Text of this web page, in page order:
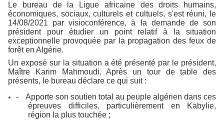
Le bureau de la Ligue africaine des droits humains,
économiques, sociaux, culturels et cultuels, s'est réuni, le
14/08/2021 par visioconférence, à la demande de son
président pour étudier un point relatif à la situation
exceptionnelle provoquée par la propagation des feux de
forêt en Algérie.
Un exposé sur la situation a été présenté par le président,
Maître Karim Mahmoudi. Après un tour de table des
présents, le bureau déclare ce qui suit :
-
Apporte son soutien total au peuple algérien dans ces
épreuves difficiles, particulièrement en Kabylie,
région la plus touchée ;